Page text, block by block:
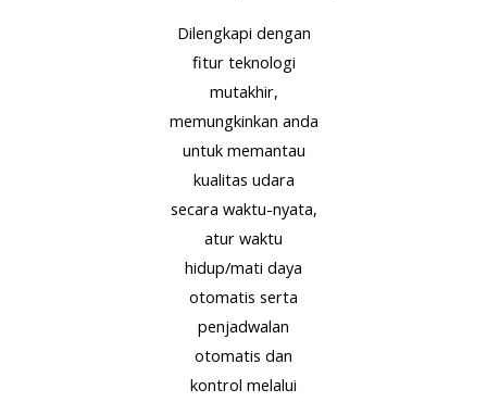
Dilengkapi dengan
fitur teknologi
mutakhir,
memungkinkan anda
untuk memantau
kualitas udara
secara waktu-nyata,
atur waktu
hidup/mati daya
otomatis serta
penjadwalan
otomatis dan
kontrol melalui